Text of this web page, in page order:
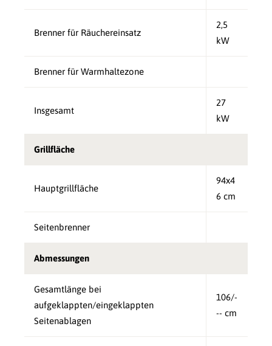
Brenner für Räuchereinsatz
2,5
kW
Brenner für Warmhaltezone
Insgesamt
27
kW
Grillfläche
Hauptgrillfläche
94x4
6 cm
Seitenbrenner
Abmessungen
Gesamtlänge bei
aufgeklappten/eingeklappten
Seitenablagen
106/-
-- cm